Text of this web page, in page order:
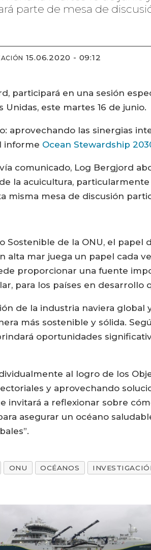
parte de mesa de
15.06.2020 - 09:12
participará en una sesión
este martes 16 de junio.
aprovechando las sinergias
informe Ocean Stewardship
comunicado, Log Bergjord
la acuicultura,
misma mesa de discusión
Sostenible de la ONU, el papel
alta mar juega un papel cada
proporcionar una fuente
para los países en desarrollo
de la industria naviera
más sostenible y sólida.
oportunidades
al logro de los
y aprovechando
invitará a reflexionar sobre
asegurar un océano
ONU OCÉANOS